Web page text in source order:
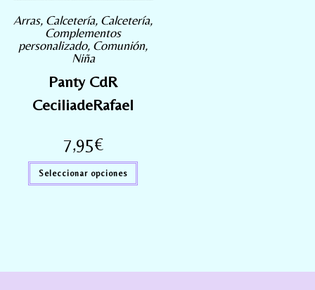
Arras, Calcetería, Calcetería,
Complementos
personalizado, Comunión,
Niña
Panty CdR
CeciliadeRafael
7,95€
Seleccionar opciones